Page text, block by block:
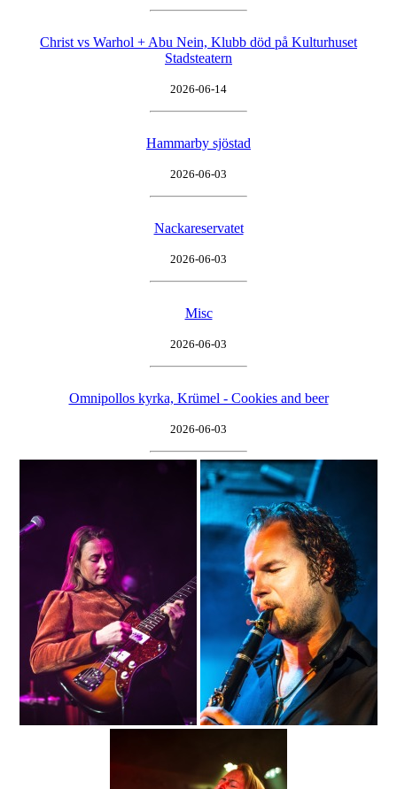
Christ vs Warhol + Abu Nein, Klubb död på Kulturhuset
Stadsteatern
2026-06-14
Hammarby sjöstad
2026-06-03
Nackareservatet
2026-06-03
Misc
2026-06-03
Omnipollos kyrka, Krümel - Cookies and beer
2026-06-03